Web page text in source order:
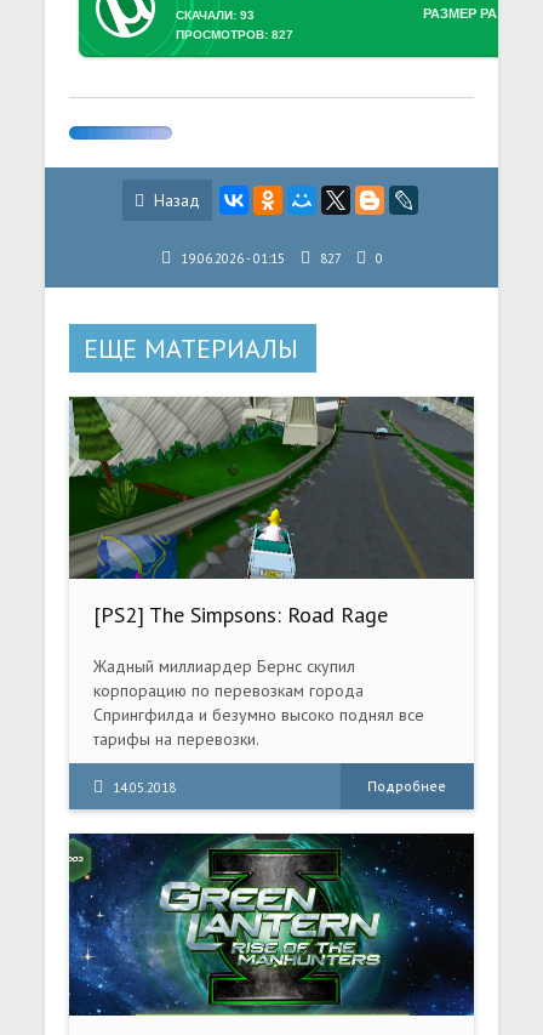
РАЗМЕР
СКАЧАЛИ: 93
ПРОСМОТРОВ: 827
Назад
19.06.2026 - 01:15 827 0
ЕЩЕ МАТЕРИАЛЫ
[PS2] The Simpsons: Road Rage
[RUS/ENG|NTSC]
Жадный миллиардер Бернс скупил
корпорацию по перевозкам города
Спрингфилда и безумно высоко поднял все
тарифы на перевозки.
14.05.2018 Подробнее